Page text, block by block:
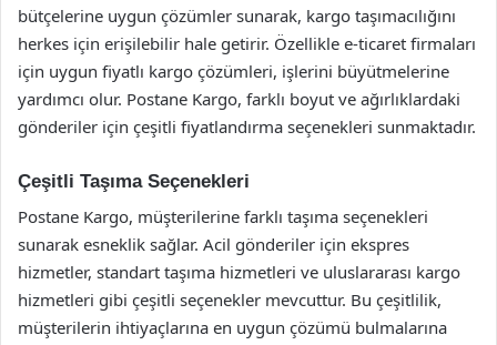
bütçelerine uygun çözümler sunarak, kargo taşımacılığını
herkes için erişilebilir hale getirir. Özellikle e-ticaret firmaları
için uygun fiyatlı kargo çözümleri, işlerini büyütmelerine
yardımcı olur. Postane Kargo, farklı boyut ve ağırlıklardaki
gönderiler için çeşitli fiyatlandırma seçenekleri sunmaktadır.
Çeşitli Taşıma Seçenekleri
Postane Kargo, müşterilerine farklı taşıma seçenekleri
sunarak esneklik sağlar. Acil gönderiler için ekspres
hizmetler, standart taşıma hizmetleri ve uluslararası kargo
hizmetleri gibi çeşitli seçenekler mevcuttur. Bu çeşitlilik,
müşterilerin ihtiyaçlarına en uygun çözümü bulmalarına